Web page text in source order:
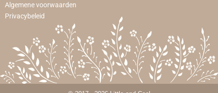
Algemene voorwaarden
Privacybeleid